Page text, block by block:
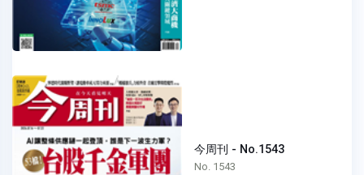
今周刊 - No.1543
No. 1543